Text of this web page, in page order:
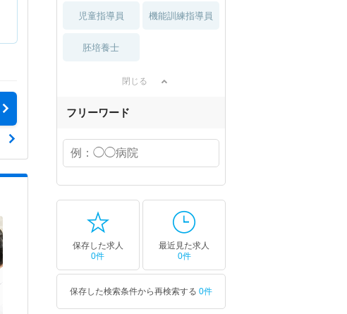
児童指導員 機能訓練指導員
胚培養士
閉じる
フリーワード
保存した求人
0件
最近見た求人
0件
保存した検索条件から再検索する 0件